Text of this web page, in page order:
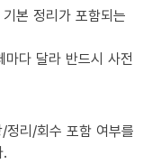
본 정리가 포함되는
다 달라 반드시 사전
정리/회수 포함 여부를
.